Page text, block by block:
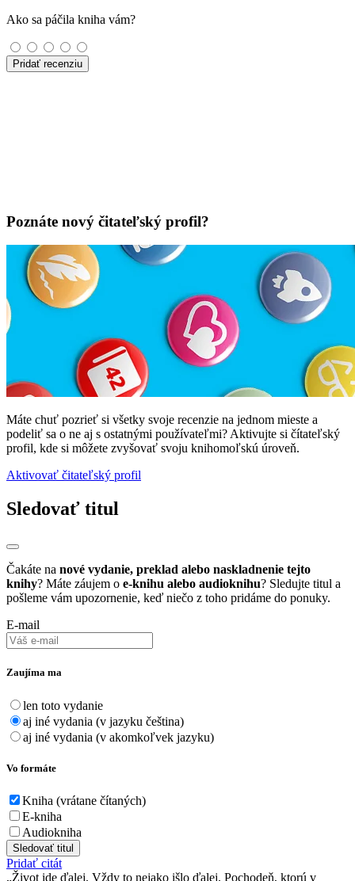
Ako sa páčila kniha vám?
Pridať recenziu
Poznáte nový čitateľský profil?
Máte chuť pozrieť si všetky svoje recenzie na jednom mieste a
podeliť sa o ne aj s ostatnými používateľmi? Aktivujte si čítateľský
profil, kde si môžete zvyšovať svoju knihomoľskú úroveň.
Aktivovať čitateľský profil
Sledovať titul
Čakáte na nové vydanie, preklad alebo naskladnenie tejto
knihy? Máte záujem o e-knihu alebo audioknihu? Sledujte titul a
pošleme vám upozornenie, keď niečo z toho pridáme do ponuky.
E-mail
Zaujíma ma
len toto vydanie
aj iné vydania (v jazyku čeština)
aj iné vydania (v akomkoľvek jazyku)
Vo formáte
Kniha (vrátane čítaných)
E-kniha
Audiokniha
Sledovať titul
Pridať citát
Život ide ďalej. Vždy to nejako išlo ďalej. Pochodeň, ktorú v